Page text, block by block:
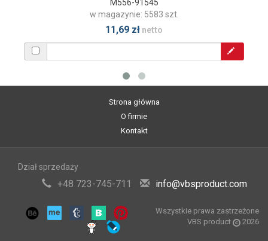
M556-91545
w magazynie: 5583 szt.
11,69 zł netto
Strona główna
O firmie
Kontakt
Dział sprzedaży
+48 723-745-711 info@vbsproduct.com
Wszystkie prawa zastrzeżone
VBS product
2026